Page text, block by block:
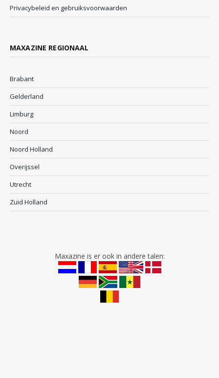
Privacybeleid en gebruiksvoorwaarden
MAXAZINE REGIONAAL
Brabant
Gelderland
Limburg
Noord
Noord Holland
Overijssel
Utrecht
Zuid Holland
Maxazine is er ook in andere talen: